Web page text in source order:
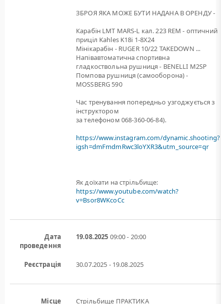
ЗБРОЯ ЯКА МОЖЕ БУТИ НАДАНА В ОРЕНДУ -
Карабін LMT MARS-L кал. 223 REM - оптичний
приціл Kahles K18i 1-8X24
Мінікарабін - RUGER 10/22 TAKEDOWN ...
Напівавтоматична спортивна
гладкоствольна рушниця - BENELLI M2SP
Помпова рушниця (самооборона) -
MOSSBERG 590
Час тренування попередньо узгоджується з
інструктором
за телефоном 068-360-06-84).
https://www.instagram.com/dynamic.shooting?
igsh=dmFmdmRwc3loYXR3&utm_source=qr
Як доїхати на стрільбище:
https://www.youtube.com/watch?
v=Bsor8WKcoCc
Дата
проведення
19.08.2025 09:00 - 20:00
Реєстрація 30.07.2025 - 19.08.2025
Місце
Стрільбище ПРАКТИКА